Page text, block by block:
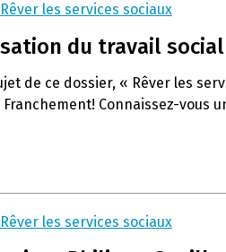
Rêver les services sociaux
du travail social
de ce dossier, « Rêver les
Connaissez-vous
Rêver les services sociaux